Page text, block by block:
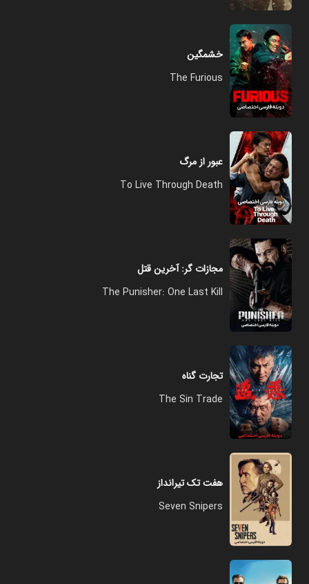
خشمگین
The Furious
عبور از مرگ
To Live Through Death
مجازات گر: آخرین قتل
The Punisher: One Last Kill
تجارت گناه
The Sin Trade
هفت تک تیرانداز
Seven Snipers